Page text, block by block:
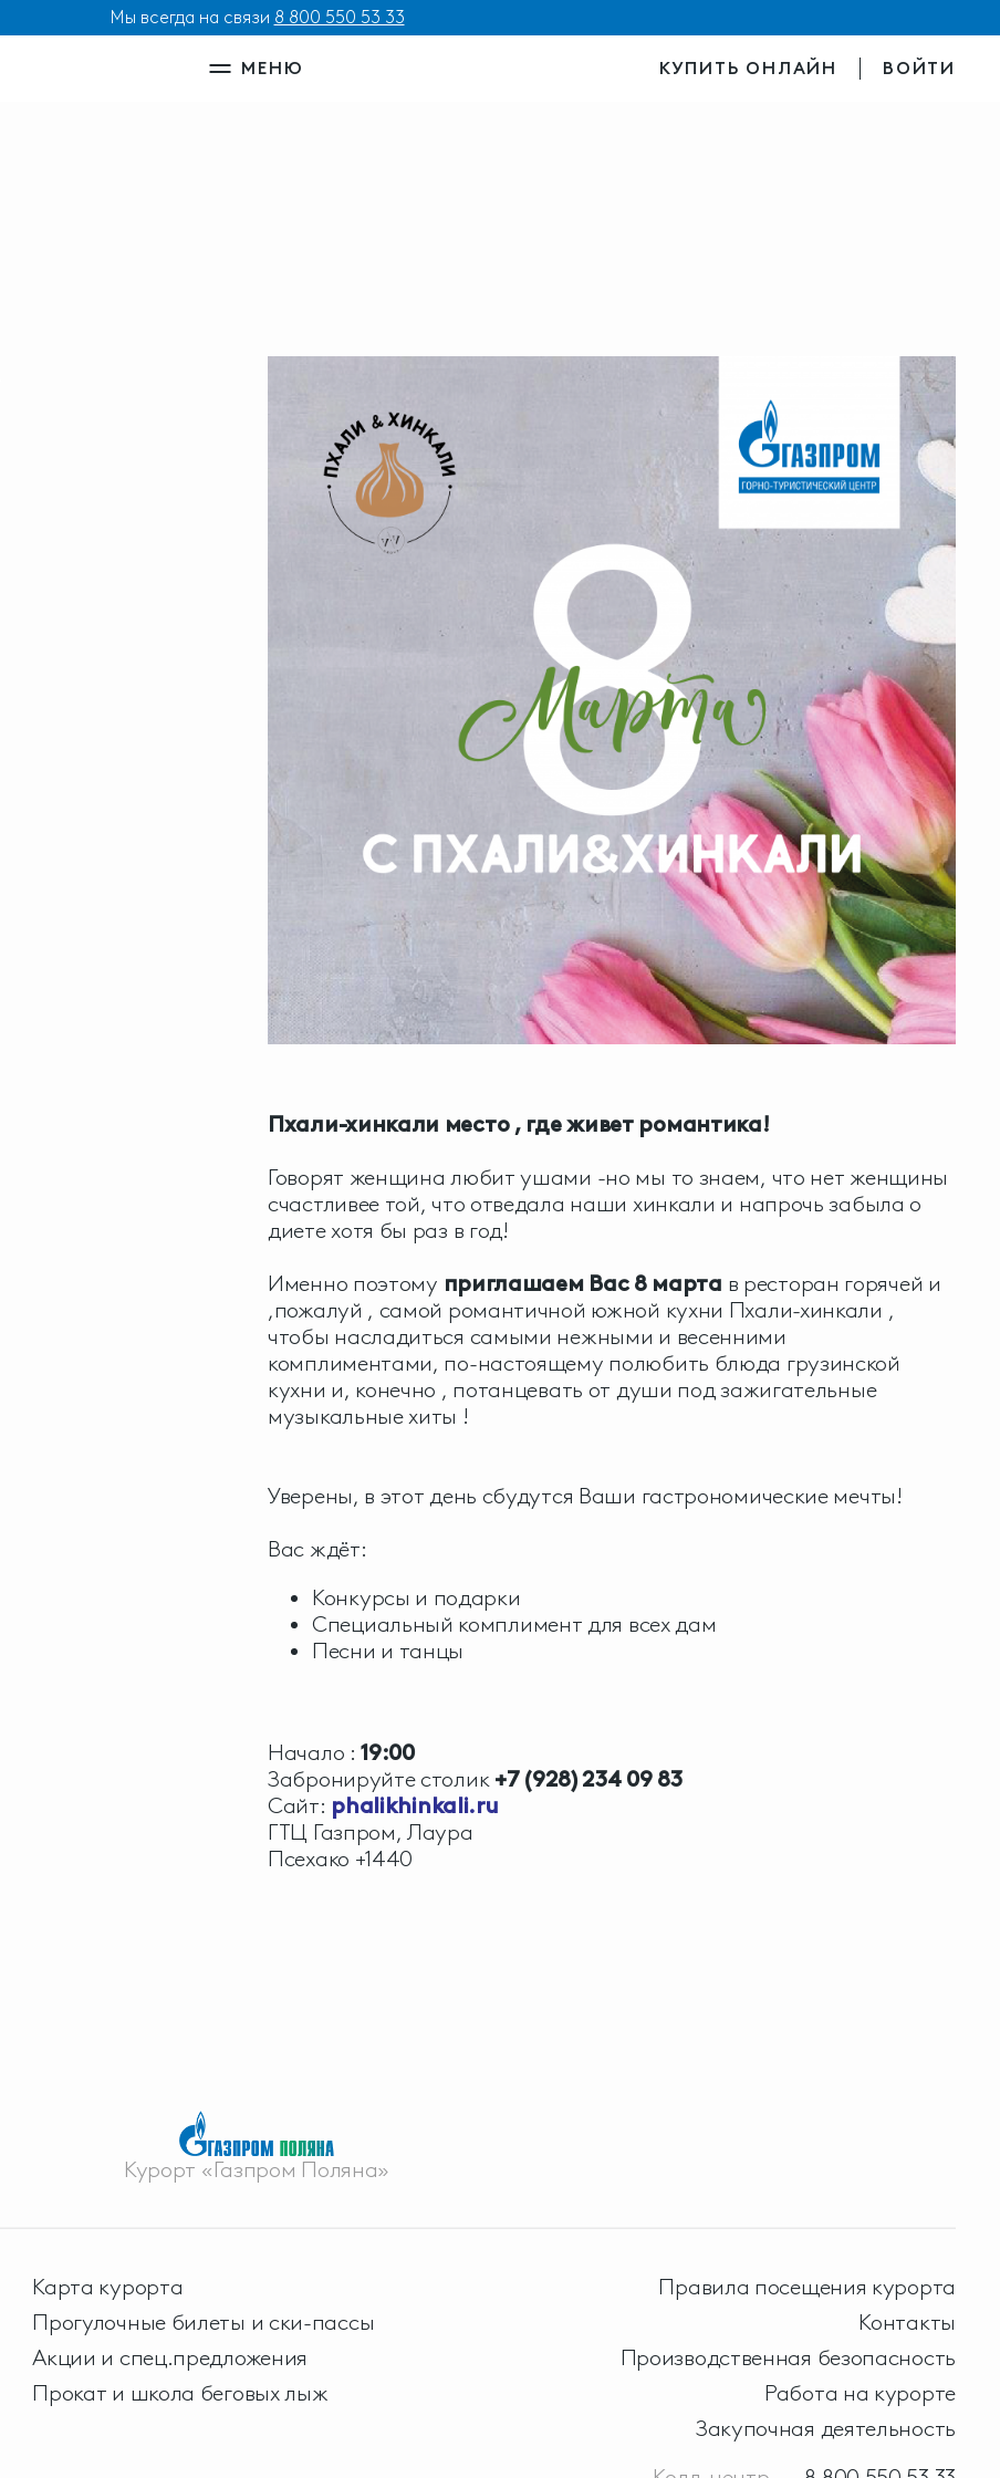
Мы всегда на связи 8 800 550 53 33
МЕНЮ КУПИТЬ ОНЛАЙН ВОЙТИ
Пхали-хинкали место , где живет романтика!
Говорят женщина любит ушами -но мы то знаем, что нет женщины
счастливее той, что отведала наши хинкали и напрочь забыла о
диете хотя бы раз в год!
Именно поэтому приглашаем Вас 8 марта в ресторан горячей и
,пожалуй , самой романтичной южной кухни Пхали-хинкали ,
чтобы насладиться самыми нежными и весенними
комплиментами, по-настоящему полюбить блюда грузинской
кухни и, конечно , потанцевать от души под зажигательные
музыкальные хиты !
Уверены, в этот день сбудутся Ваши гастрономические мечты!
Вас ждёт:
Конкурсы и подарки
Специальный комплимент для всех дам
Песни и танцы
Начало :19:00
Забронируйте столик +7 (928) 234 09 83
Сайт: phalikhinkali.ru
ГТЦ Газпром, Лаура
Псехако +1440
Курорт «Газпром Поляна»
Карта курорта
Прогулочные билеты и ски-пассы
Акции и спец.предложения
Прокат и школа беговых лыж
Правила посещения курорта
Контакты
Производственная безопасность
Работа на курорте
Закупочная деятельность